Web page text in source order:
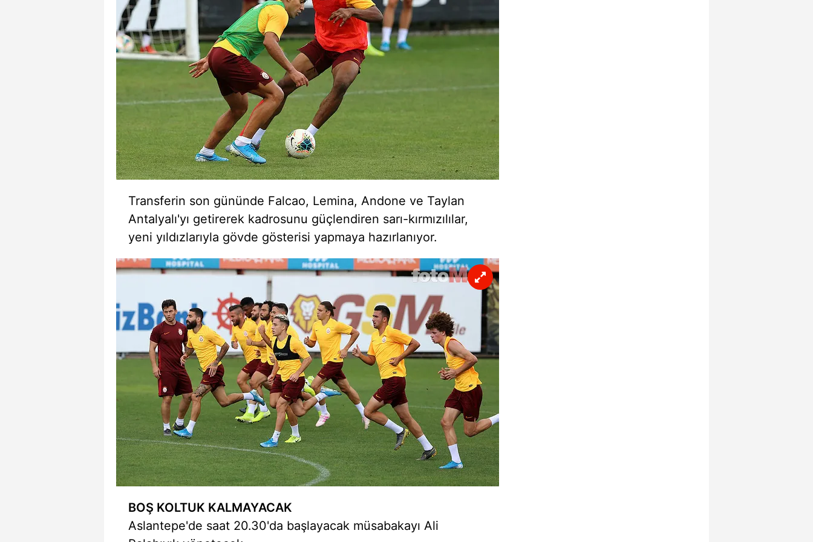
mevzuata uygun olarak kullanılan çerezlerle ilgili bilgi almak için lütfen
tıklayınız
Transferin son gününde Falcao, Lemina, Andone ve Taylan
Antalyalı'yı getirerek kadrosunu güçlendiren sarı-kırmızılılar,
yeni yıldızlarıyla gövde gösterisi yapmaya hazırlanıyor.
BOŞ KOLTUK KALMAYACAK
Aslantepe'de saat 20.30'da başlayacak müsabakayı Ali